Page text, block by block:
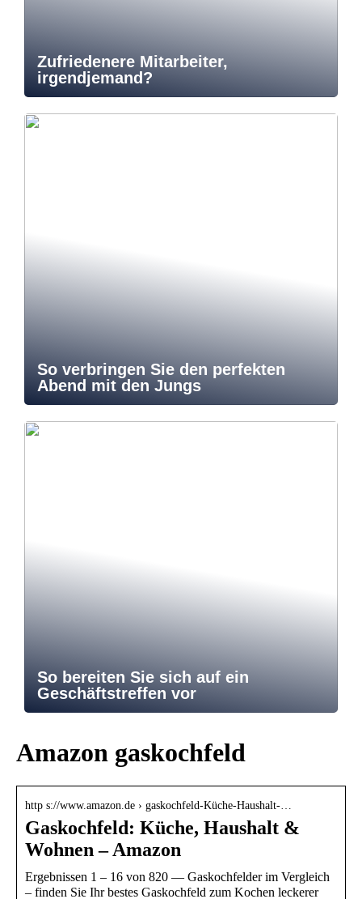
Zufriedenere Mitarbeiter,
irgendjemand?
So verbringen Sie den perfekten
Abend mit den Jungs
So bereiten Sie sich auf ein
Geschäftstreffen vor
Amazon gaskochfeld
http s://www.amazon.de › gaskochfeld-Küche-Haushalt-…
Gaskochfeld: Küche, Haushalt &
Wohnen – Amazon
Ergebnissen 1 – 16 von 820 — Gaskochfelder im Vergleich
– finden Sie Ihr bestes Gaskochfeld zum Kochen leckerer